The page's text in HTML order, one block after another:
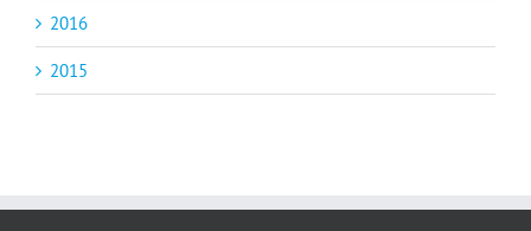
2016
2015